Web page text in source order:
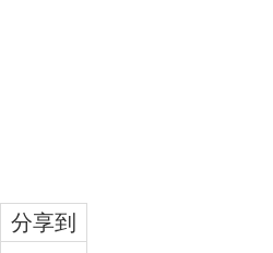
分享到